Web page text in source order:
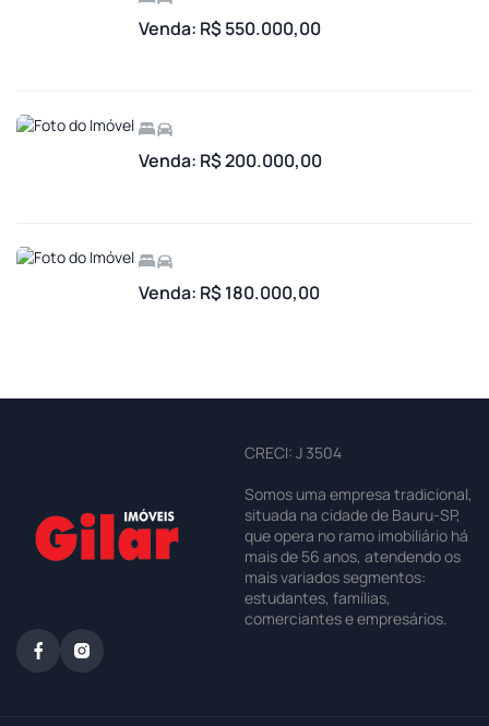
Venda: R$ 550.000,00
Venda: R$ 200.000,00
Venda: R$ 180.000,00
CRECI: J 3504
Somos uma empresa tradicional,
situada na cidade de Bauru-SP,
que opera no ramo imobiliário há
mais de 56 anos, atendendo os
mais variados segmentos:
estudantes, famílias,
comerciantes e empresários.